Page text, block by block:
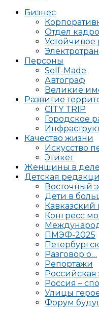
Бизнес
Отдел
Устойчивое
Персоны
Self-Made
Автограф
Великие
Развитие
CITY TRIP
Городское
Качество жизни
Искусство
Этикет
Женщины в деле
Детская
Восточный
Дети в
Конгресс
ПМЭФ-2025
Разговор о…
Репортажи
Российская
Россия –
Улицы
Форум